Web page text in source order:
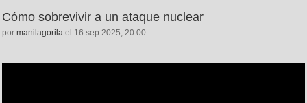
Cómo sobrevivir a un ataque nuclear
por manilagorila el 16 sep 2025, 20:00